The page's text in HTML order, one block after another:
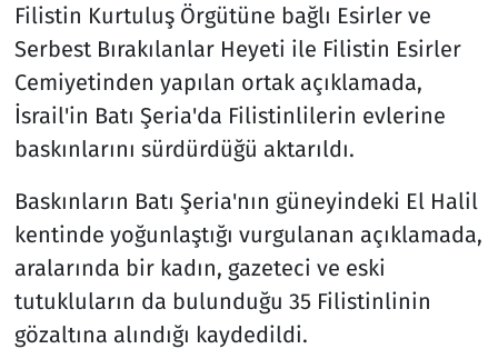
Filistin Kurtuluş Örgütüne bağlı Esirler ve
Serbest Bırakılanlar Heyeti ile Filistin Esirler
Cemiyetinden yapılan ortak açıklamada,
İsrail'in Batı Şeria'da Filistinlilerin evlerine
baskınlarını sürdürdüğü aktarıldı.
Baskınların Batı Şeria'nın güneyindeki El Halil
kentinde yoğunlaştığı vurgulanan açıklamada,
aralarında bir kadın, gazeteci ve eski
tutukluların da bulunduğu 35 Filistinlinin
gözaltına alındığı kaydedildi.
Spor
Teknoloji ve Bilim
Televizyon